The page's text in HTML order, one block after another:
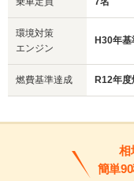
環境対策
エンジン
H30
燃費基準達成 R12年
相
簡単